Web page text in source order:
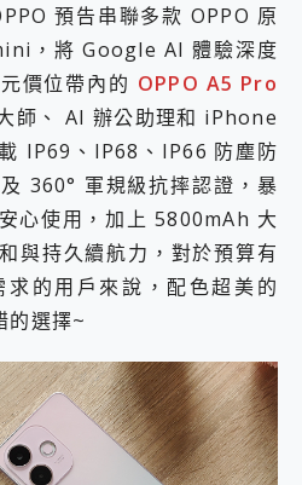
2億 APO蔡司長焦神機降臨~ vivo X200 Pro、vivo X200 就是這麼好拍
EaseUS Vocal Remover 免費線上去聲器一鍵去除人聲 人聲 音樂分離 2024 消除人聲推薦
3 個超值 MHN 飛人工具分享~~ iToolab AnyGo 魔物獵人 Now飛人 ios教學 不出門也可以到處走
Locawhere AnyTo 寶可夢飛人 AnyTo 不出門也可以飛遍全世界
小體積 40000mAh 超大容量 一次充5個設備 充好充滿 CUKTECH 酷態科 300W 微型充電站 開箱 評測
97.3% 恢復率，資料救援就是這麼簡單 EaseUS Data Recovery Wizard Free 18.0.0 業界最好的資料救援軟體
磁碟系統大風吹 有了 磁碟管理程式 EaseUS Partition Master 就是這麼簡單
Xiaomi 14 Ultra 開箱 評測~ 有深度的 Leica 影像旗艦手機! 加碼小旗艦 Xiaomi 14 開箱 評測
vivo TWS 3e 真無線藍牙耳機智慧降噪升級、音質明亮溫潤，並支援雙設備連接~
MSI Claw 掌機專屬配件包 來囉 完美保護 MSI Claw A1M-026TW 電競掌機
人像旗艦 vivo V30 系列 開箱 評測! 首搭蔡司光學鏡頭、攝影棚級柔光環、拍攝功能最好玩的美拍神機 vivo V30 Pro
多個願望一次滿足 超強散熱 微星 MSI Claw A1M-026TW 電競掌機 開箱 評測
一吸完美對位 擁有超強吸力與超好用的隱磁支架 O-ONE MAG 最會吸的行動電源 開箱 評測
Motorola edge 70 pro 及 moto g37 power上市，登錄在送飛利浦氣炸鍋
近八千元的 Soundcore Liberty 5 Pro Max，有螢幕的耳機會是智商稅嗎?
ASUS Pad 全面應援 Me Time，加碼愛奇藝黃金雙周卡體驗，專案價最低 NT$0 起
榮耀 HONOR 600 Pro x MOLLY Limited Edition 限量版開賣，攜手味全龍進駐大巨蛋萬人盛典
預告串聯多款 OPPO 原
，將 Google AI 體驗深度
價位帶內的 OPPO A5 Pro
師、 AI 辦公助理和 iPhone
IP69、IP68、IP66 防塵防
360° 軍規級抗摔認證，暴
心使用，加上 5800mAh 大
與持久續航力，對於預算有
的用戶來說，配色超美的
的選擇~